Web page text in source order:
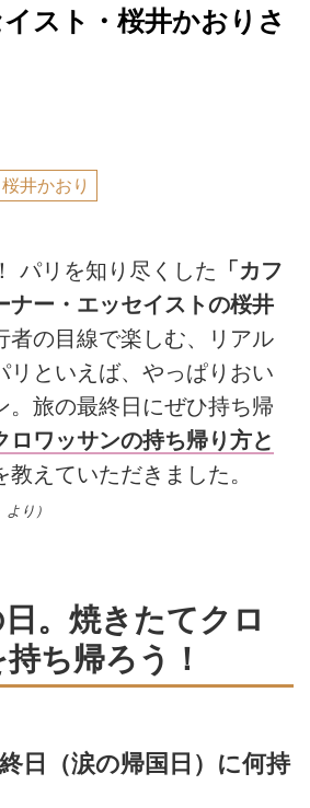
スト・桜井かおりさ
桜井かおり
パリを知り尽くした 「カフ
ナー・エッセイストの桜井
者の目線で楽しむ、リアル
リといえば、やっぱりおい
。旅の最終日にぜひ持ち帰
ロワッサンの持ち帰り方と
教えていただきました。
り）
。焼きたてクロ
ち帰ろう！
日（涙の帰国日）に何持